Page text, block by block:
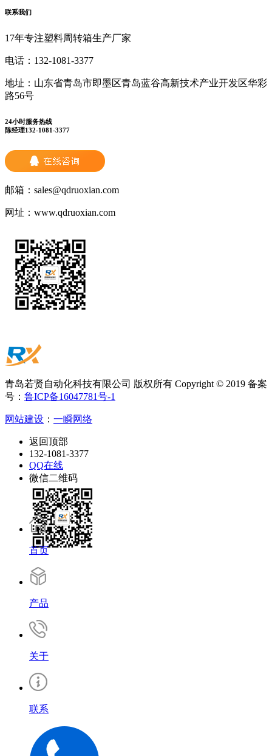
联系我们
17年专注塑料周转箱生产厂家
电话： 132-1081-3377
地址： 山东省青岛市即墨区青岛蓝谷高新技术产业开发区华彩
路56号
24小时服务热线
陈经理132-1081-3377
邮箱： sales@qdruoxian.com
网址： www.qdruoxian.com
青岛若贤自动化科技有限公司 版权所有 Copyright © 2019 备案
号： 鲁ICP备16047781号-1
网站建设 ： 一瞬网络
返回顶部
132-1081-3377
QQ在线
微信二维码
首页
产品
关于
联系